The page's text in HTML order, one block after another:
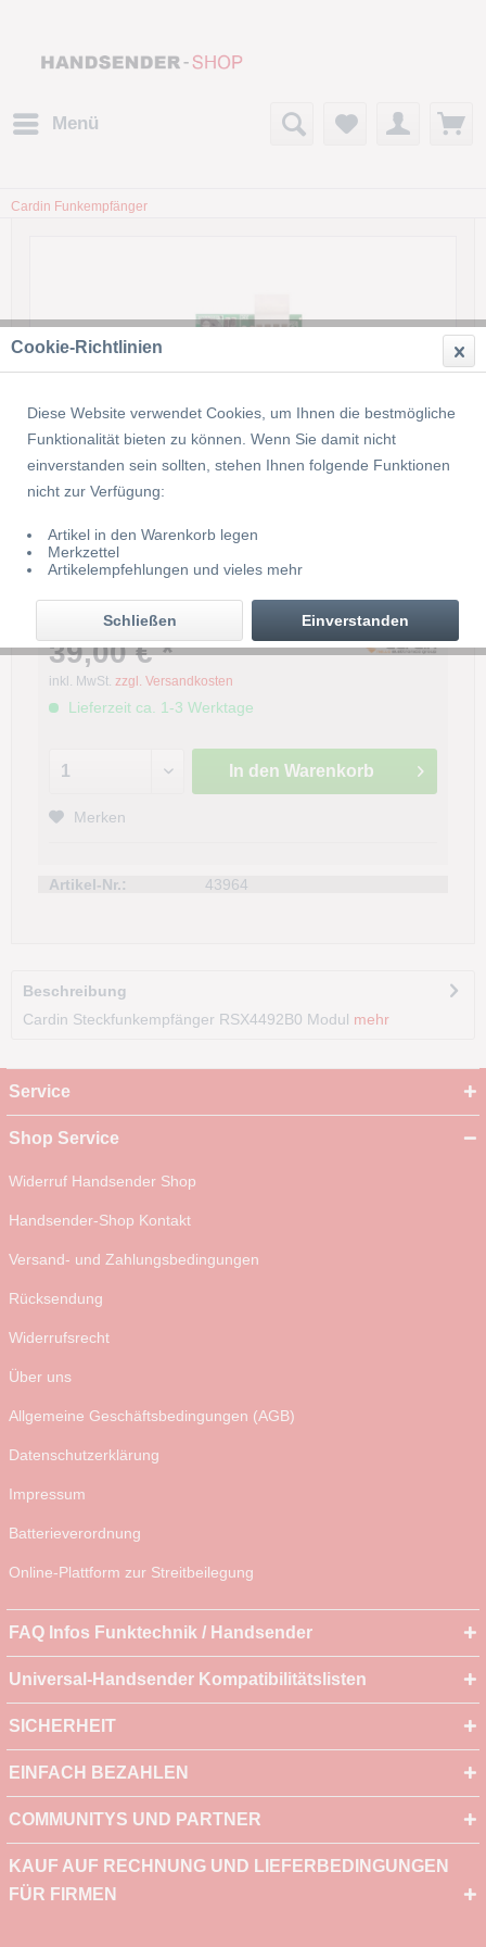
Menü
Cardin Funkempfänger
Cardin Steckfunkempfänger
RSX4492B0
39,00 € *
inkl. MwSt. zzgl. Versandkosten
Lieferzeit ca. 1-3 Werktage
In den Warenkorb
Merken
Artikel-Nr.: 43964
Beschreibung
Cardin Steckfunkempfänger RSX4492B0 Modul mehr
Service
Shop Service
Widerruf Handsender Shop
Handsender-Shop Kontakt
Versand- und Zahlungsbedingungen
Rücksendung
Widerrufsrecht
Über uns
Allgemeine Geschäftsbedingungen (AGB)
Datenschutzerklärung
Impressum
Batterieverordnung
Online-Plattform zur Streitbeilegung
FAQ Infos Funktechnik / Handsender
Universal-Handsender Kompatibilitätslisten
SICHERHEIT
EINFACH BEZAHLEN
COMMUNITYS UND PARTNER
KAUF AUF RECHNUNG UND LIEFERBEDINGUNGEN
FÜR FIRMEN
Cookie-Richtlinien
Diese Website verwendet Cookies, um Ihnen die bestmögliche
Funktionalität bieten zu können. Wenn Sie damit nicht
einverstanden sein sollten, stehen Ihnen folgende Funktionen
nicht zur Verfügung:
Artikel in den Warenkorb legen
Merkzettel
Artikelempfehlungen und vieles mehr
Einverstanden
Schließen